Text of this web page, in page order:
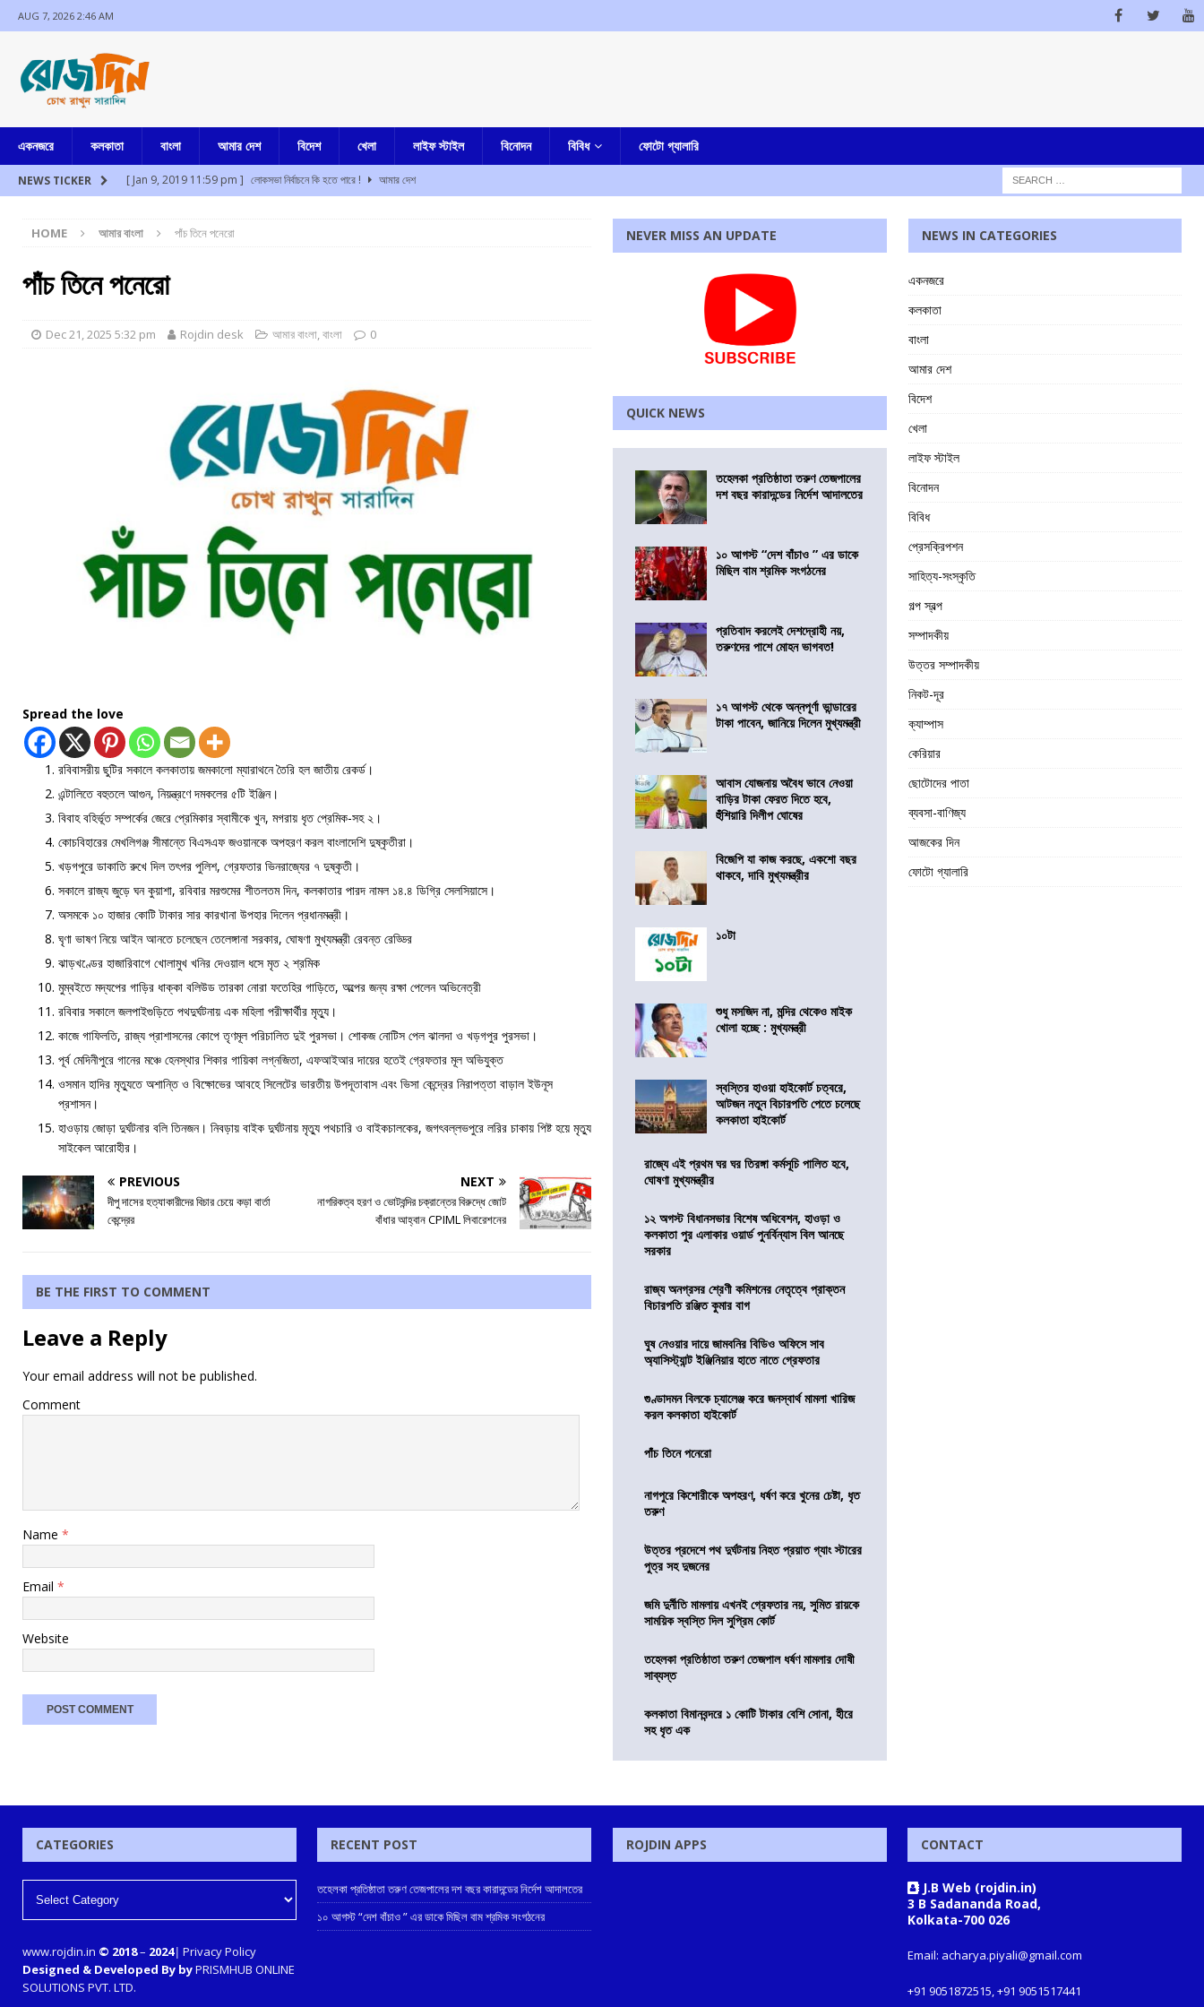
AUG 7, 2026 2:46 AM
একনজরে কলকাতা বাংলা আমার দেশ বিদেশ খেলা লাইফ স্টাইল বিনোদন বিবিধ ফোটো গ্যালারি
NEWS TICKER [ Jan 9, 2019 11:59 pm ] লোকসভা নির্বাচনে কি হতে পারে !
আমার দেশ
[ Aug 7, 2026 2:17 am ]
[ Aug 7, 2026 12:16 am ]
আবাস যোজনায় অবৈধ ভাবে নেওয়া বাড়ির টাকা ফেরত দিতে হবে, হুঁশিয়ারি দিলীপ ঘোষের
HOME আমার বাংলা পাঁচ তিনে পনেরো
পাঁচ তিনে পনেরো
Dec 21, 2025 5:32 pm Rojdin desk আমার বাংলা,বাংলা 0
Spread the love
রবিবাসরীয় ছুটির সকালে কলকাতায় জমকালো ম্যারাথনে তৈরি হল জাতীয় রেকর্ড।
এন্টালিতে বহুতলে আগুন, নিয়ন্ত্রণে দমকলের ৫টি ইঞ্জিন।
বিবাহ বহির্ভূত সম্পর্কের জেরে প্রেমিকার স্বামীকে খুন, মগরায় ধৃত প্রেমিক-সহ ২।
কোচবিহারের মেখলিগঞ্জ সীমান্তে বিএসএফ জওয়ানকে অপহরণ করল বাংলাদেশি দুষ্কৃতীরা।
খড়গপুরে ডাকাতি রুখে দিল তৎপর পুলিশ, গ্রেফতার ভিনরাজ্যের ৭ দুষ্কৃতী।
সকালে রাজ্য জুড়ে ঘন কুয়াশা, রবিবার মরশুমের শীতলতম দিন, কলকাতার পারদ নামল ১৪.৪ ডিগ্রি সেলসিয়াসে।
অসমকে ১০ হাজার কোটি টাকার সার কারখানা উপহার দিলেন প্রধানমন্ত্রী।
ঘৃণা ভাষণ নিয়ে আইন আনতে চলেছেন তেলেঙ্গানা সরকার, ঘোষণা মুখ্যমন্ত্রী রেবন্ত রেড্ডির
ঝাড়খণ্ডের হাজারিবাগে খোলামুখ খনির দেওয়াল ধসে মৃত ২ শ্রমিক
মুম্বইতে মদ্যপের গাড়ির ধাক্কা বলিউড তারকা নোরা ফতেহির গাড়িতে, অল্পের জন্য রক্ষা পেলেন অভিনেত্রী
রবিবার সকালে জলপাইগুড়িতে পথদুর্ঘটনায় এক মহিলা পরীক্ষার্থীর মৃত্যু।
কাজে গাফিলতি, রাজ্য প্রাশাসনের কোপে তৃণমূল পরিচালিত দুই পুরসভা। শোকজ নোটিস পেল ঝালদা ও খড়গপুর পুরসভা।
পূর্ব মেদিনীপুরে গানের মঞ্চে হেনস্থার শিকার গায়িকা লগ্নজিতা, এফআইআর দায়ের হতেই গ্রেফতার মূল অভিযুক্ত
ওসমান হাদির মৃত্যুতে অশান্তি ও বিক্ষোভের আবহে সিলেটের ভারতীয় উপদূতাবাস এবং ভিসা কেন্দ্রের নিরাপত্তা বাড়াল ইউনূস
প্রশাসন।
হাওড়ায় জোড়া দুর্ঘটনার বলি তিনজন। নিবড়ায় বাইক দুর্ঘটনায় মৃত্যু পথচারি ও বাইকচালকের, জগৎবল্লভপুরে লরির চাকায় পিষ্ট হয়ে মৃত্যু
সাইকেল আরোহীর।
PREVIOUS
দীপু দাসের হত্যাকারীদের বিচার চেয়ে কড়া বার্তা
কেন্দ্রের
NEXT
নাগরিকত্ব হরণ ও ভোটবন্দির চক্রান্তের বিরুদ্ধে জোট
বাঁধার আহ্বান CPIML লিবারেশনের
BE THE FIRST TO COMMENT
Leave a Reply
Your email address will not be published.
Comment
Name *
Email *
Website
NEVER MISS AN UPDATE
QUICK NEWS
তহেলকা প্রতিষ্ঠাতা তরুণ তেজপালের
দশ বছর কারাদন্ডের নির্দেশ আদালতের
১০ আগস্ট “দেশ বাঁচাও ” এর ডাকে
মিছিল বাম শ্রমিক সংগঠনের
প্রতিবাদ করলেই দেশদ্রোহী নয়,
তরুণদের পাশে মোহন ভাগবত!
১৭ আগস্ট থেকে অন্নপূর্ণা ভান্ডারের
টাকা পাবেন, জানিয়ে দিলেন মুখ্যমন্ত্রী
আবাস যোজনায় অবৈধ ভাবে নেওয়া
বাড়ির টাকা ফেরত দিতে হবে,
হুঁশিয়ারি দিলীপ ঘোষের
বিজেপি যা কাজ করছে, একশো বছর
থাকবে, দাবি মুখ্যমন্ত্রীর
১০টা
শুধু মসজিদ না, মন্দির থেকেও মাইক
খোলা হচ্ছে : মুখ্যমন্ত্রী
স্বস্তির হাওয়া হাইকোর্ট চত্বরে,
আটজন নতুন বিচারপতি পেতে চলেছে
কলকাতা হাইকোর্ট
রাজ্যে এই প্রথম ঘর ঘর তিরঙ্গা কর্মসূচি পালিত হবে,
ঘোষণা মুখ্যমন্ত্রীর
১২ অগস্ট বিধানসভার বিশেষ অধিবেশন, হাওড়া ও
কলকাতা পুর এলাকার ওয়ার্ড পুনর্বিন্যাস বিল আনছে
সরকার
রাজ্য অনগ্রসর শ্রেণী কমিশনের নেতৃত্বে প্রাক্তন
বিচারপতি রঞ্জিত কুমার বাগ
ঘুষ নেওয়ার দায়ে জামবনির বিডিও অফিসে সাব
অ্যাসিস্ট্যান্ট ইঞ্জিনিয়ার হাতে নাতে গ্রেফতার
গুণ্ডাদমন বিলকে চ্যালেঞ্জ করে জনস্বার্থ মামলা খারিজ
করল কলকাতা হাইকোর্ট
পাঁচ তিনে পনেরো
নাগপুরে কিশোরীকে অপহরণ, ধর্ষণ করে খুনের চেষ্টা, ধৃত
তরুণ
উত্তর প্রদেশে পথ দুর্ঘটনায় নিহত প্রয়াত গ্যাং স্টারের
পুত্র সহ দুজনের
জমি দুর্নীতি মামলায় এখনই গ্রেফতার নয়, সুমিত রায়কে
সাময়িক স্বস্তি দিল সুপ্রিম কোর্ট
তহেলকা প্রতিষ্ঠাতা তরুণ তেজপাল ধর্ষণ মামলার দোষী
সাব্যস্ত
কলকাতা বিমানবন্দরে ১ কোটি টাকার বেশি সোনা, হীরে
সহ ধৃত এক
NEWS IN CATEGORIES
একনজরে
কলকাতা
বাংলা
আমার দেশ
বিদেশ
খেলা
লাইফ স্টাইল
বিনোদন
বিবিধ
প্রেসক্রিপশন
সাহিত্য-সংস্কৃতি
গল্প স্বল্প
সম্পাদকীয়
উত্তর সম্পাদকীয়
নিকট-দূর
ক্যাম্পাস
কেরিয়ার
ছোটোদের পাতা
ব্যবসা-বাণিজ্য
আজকের দিন
ফোটো গ্যালারি
CATEGORIES
www.rojdin.in © 2018– 2024| Privacy Policy
Designed & Developed By byPRISMHUB ONLINE
SOLUTIONS PVT. LTD.
RECENT POST
তহেলকা প্রতিষ্ঠাতা তরুণ তেজপালের দশ বছর কারাদন্ডের নির্দেশ আদালতের
১০ আগস্ট “দেশ বাঁচাও ” এর ডাকে মিছিল বাম শ্রমিক সংগঠনের
ROJDIN APPS CONTACT
J.B Web (rojdin.in)
3 B Sadananda Road,
Kolkata-700 026
Email: acharya.piyali@gmail.com
+91 9051872515, +91 9051517441